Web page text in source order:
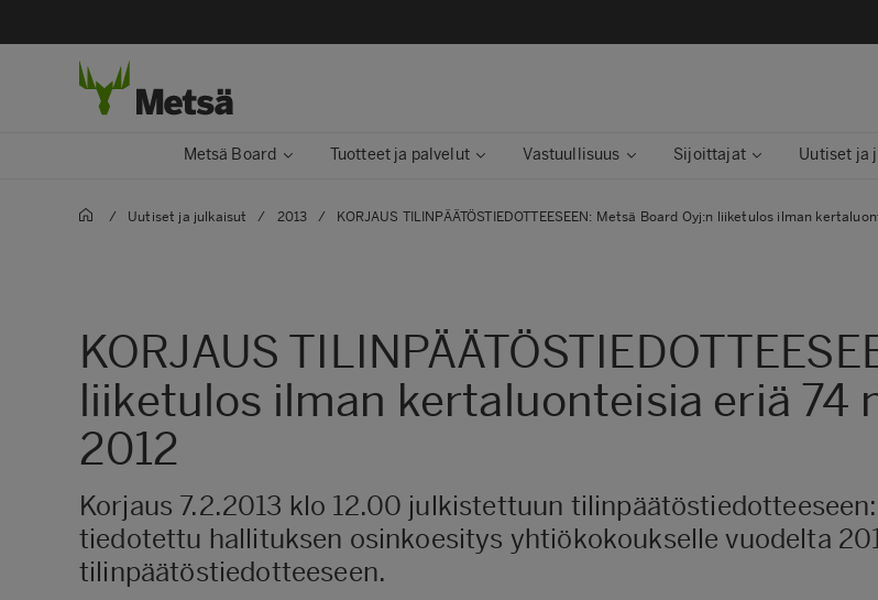
Metsä Board Tuotteet ja palvelut Vastuullisuus Sijoittajat Uutiset ja
/ Uutiset ja julkaisut / 2013 / KORJAUS TILINPÄÄTÖSTIEDOTTEESEEN: Metsä Board Oyj:n liiketulos ilman
KORJAUS
liiketulos ilman kertaluonteisia eriä 74
2012
Korjaus 7.2.2013 klo 12.00 julkistettuun
tiedotettu hallituksen osinkoesitys yhtiökokoukselle vuodelta
tilinpäätöstiedotteeseen.